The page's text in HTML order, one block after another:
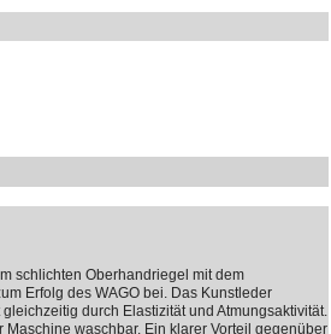
schlichten Oberhandriegel mit dem
Erfolg des WAGO bei. Das Kunstleder
durch Elastizität und Atmungsaktivität.
waschbar. Ein klarer Vorteil gegenüber